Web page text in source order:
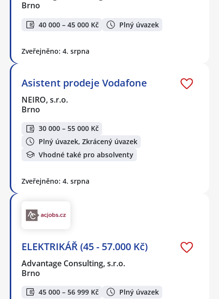
Brno
40 000 – 45 000 Kč Plný úvazek
Zveřejněno: 4. srpna
Asistent prodeje Vodafone
NEIRO, s.r.o.
Brno
30 000 – 55 000 Kč
Plný úvazek, Zkrácený úvazek
Vhodné také pro absolventy
Zveřejněno: 4. srpna
ELEKTRIKÁŘ (45 - 57.000 Kč)
Advantage Consulting, s.r.o.
Brno
45 000 – 56 999 Kč Plný úvazek